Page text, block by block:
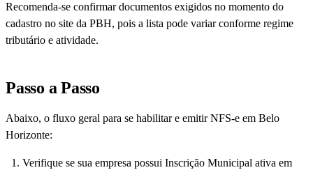
Recomenda-se confirmar documentos exigidos no momento do
cadastro no site da PBH, pois a lista pode variar conforme regime
tributário e atividade.
Passo a Passo
Abaixo, o fluxo geral para se habilitar e emitir NFS-e em Belo
Horizonte:
Verifique se sua empresa possui Inscrição Municipal ativa em